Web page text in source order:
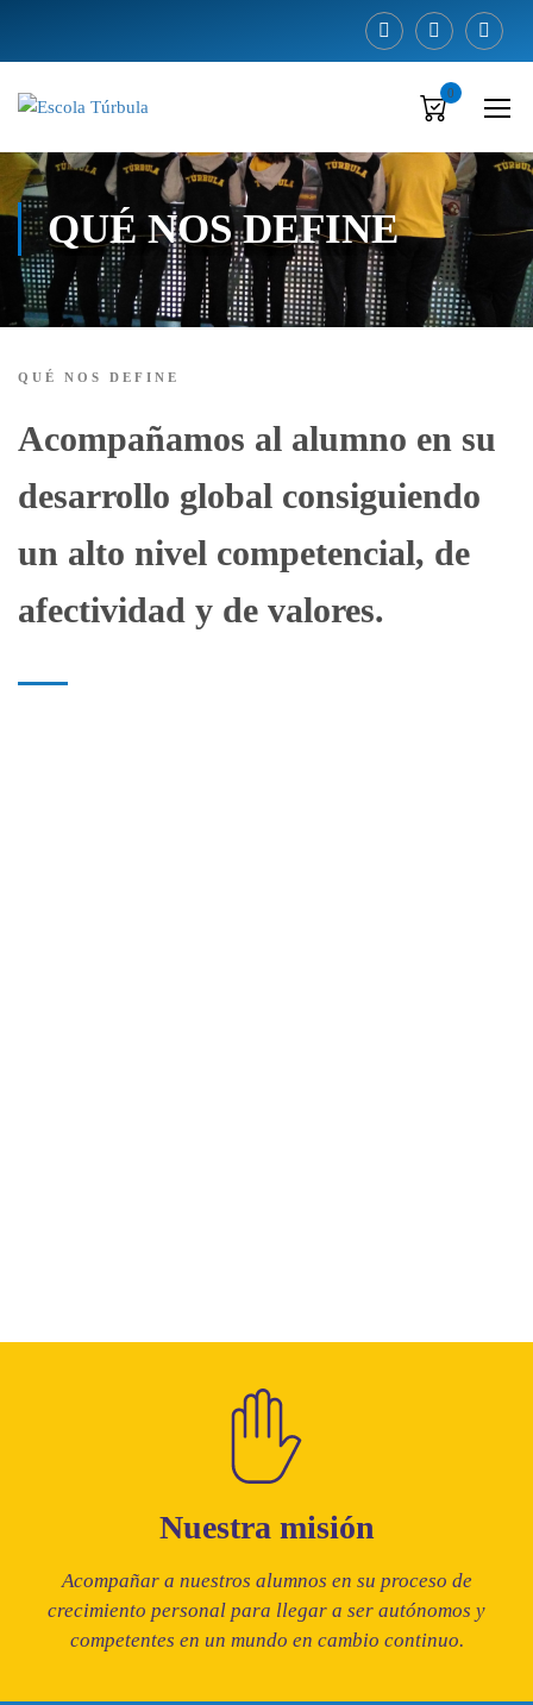
0
QUÉ NOS DEFINE
QUÉ NOS DEFINE
Acompañamos al alumno en su
desarrollo global consiguiendo
un alto nivel competencial, de
afectividad y de valores.
Nuestra misión
Acompañar a nuestros alumnos en su proceso de
crecimiento personal para llegar a ser autónomos y
competentes en un mundo en cambio continuo.